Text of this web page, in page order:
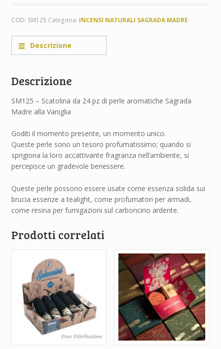
COD: SM125 Categoria: INCENSI NATURALI SAGRADA MADRE
Descrizione
Descrizione
SM125 – Scatolina da 24 pz di perle aromatiche Sagrada
Madre alla Vaniglia
Goditi il momento presente, un momento unico.
Queste perle sono un tesoro profumatissimo; quando si
sprigiona la loro accattivante fragranza nell’ambiente, si
percepisce un gradevole benessere.
Queste perle possono essere usate come essenza solida sui
brucia essenze a tealight, come profumatori per armadi,
come resina per fumigazioni sul carboncino ardente.
Prodotti correlati